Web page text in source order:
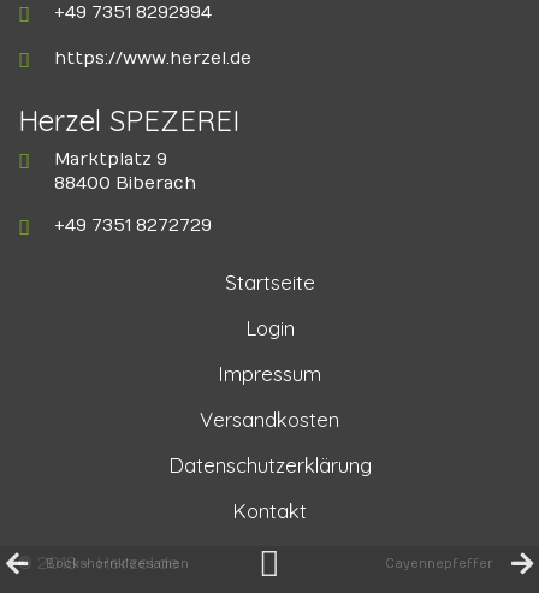
Bockshornkleesamen Cayennepfeffer
+49 7351 8292994
https://www.herzel.de
Herzel SPEZEREI
Marktplatz 9
88400 Biberach
+49 7351 8272729
Startseite
Login
Impressum
Versandkosten
Datenschutzerklärung
Kontakt
© 2018 - Herzel.de